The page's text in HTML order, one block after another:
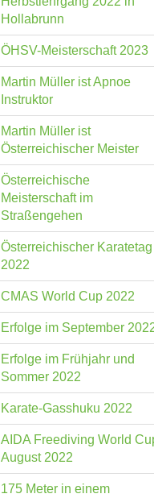
Hollabrunn
ÖHSV-Meisterschaft 2023
Martin Müller ist Apnoe
Instruktor
Martin Müller ist
Österreichischer Meister
Österreichische
Meisterschaft im
Straßengehen
Österreichischer Karatetag
2022
CMAS World Cup 2022
Erfolge im September
Erfolge im Frühjahr und
Sommer 2022
Karate-Gasshuku 2022
AIDA Freediving World
August 2022
175 Meter in einem